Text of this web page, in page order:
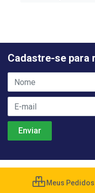
Cadastre-se para
Meus Pedidos